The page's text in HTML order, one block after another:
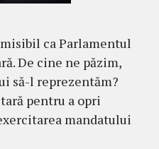
ca Parlamentul
De cine ne păzim,
să-l reprezentăm?
pentru a opri
mandatului